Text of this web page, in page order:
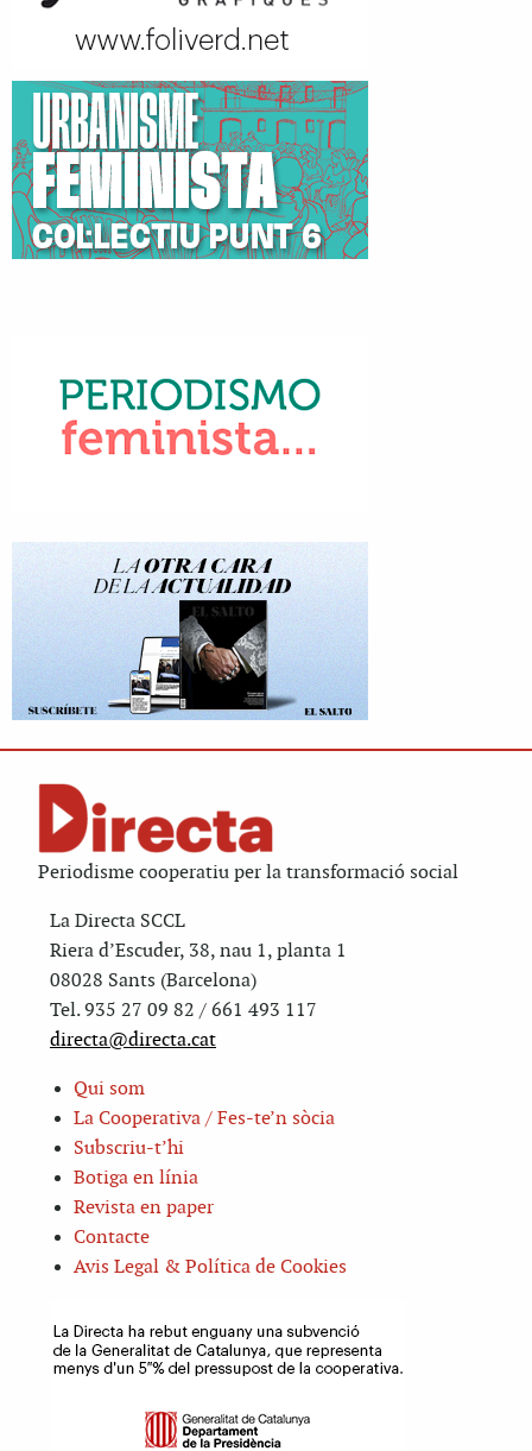
Periodisme cooperatiu per la transformació social
La Directa SCCL
Riera d’Escuder, 38, nau 1, planta 1
08028 Sants (Barcelona)
Tel. 935 27 09 82 / 661 493 117
directa@directa.cat
Qui som
La Cooperativa / Fes-te’n sòcia
Subscriu-t’hi
Botiga en línia
Revista en paper
Contacte
Avis Legal & Política de Cookies